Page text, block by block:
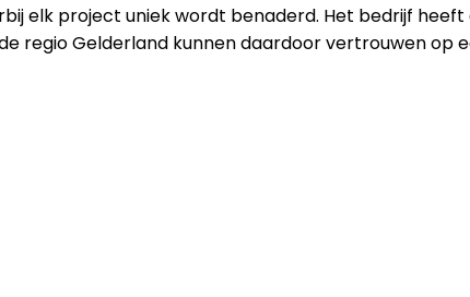
elk project uniek wordt benaderd. Het bedrijf
regio Gelderland kunnen daardoor vertrouwen op